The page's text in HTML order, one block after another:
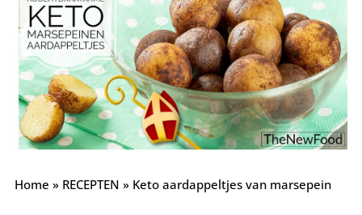
Home » RECEPTEN » Keto aardappeltjes van marsepein